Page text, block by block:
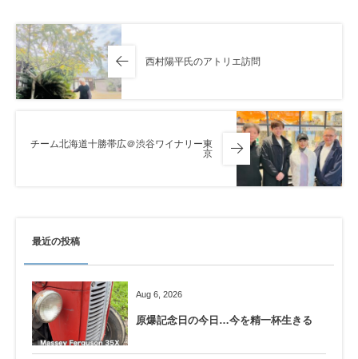
西村陽平氏のアトリエ訪問
チーム北海道十勝帯広＠渋谷ワイナリー東
京
最近の投稿
Aug 6, 2026
原爆記念日の今日…今を精一杯生きる